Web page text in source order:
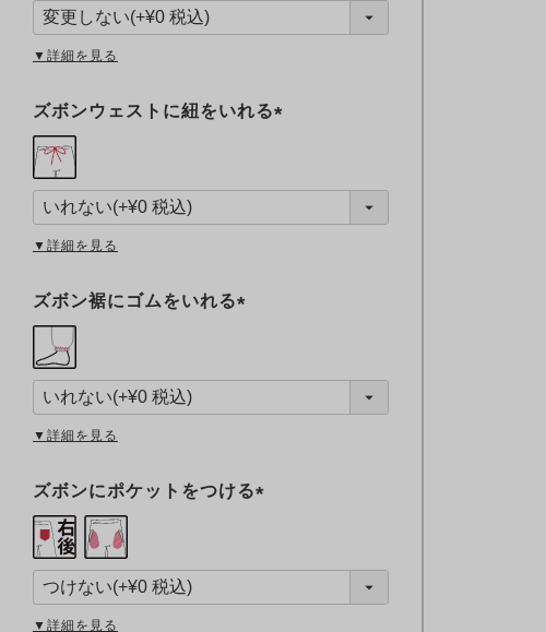
須
)
▼詳細を見る
ズボンウェストに紐をいれる
須
)
▼詳細を見る
ズボン裾にゴムをいれる
須
)
▼詳細を見る
ズボンにポケットをつける
須
)
▼詳細を見る